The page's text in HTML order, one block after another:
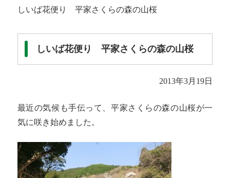
しいば花便り 平家さくらの森の山桜
しいば花便り 平家さくらの森の山桜
2013年3月19日
最近の気候も手伝って、平家さくらの森の山桜が一
気に咲き始めました。